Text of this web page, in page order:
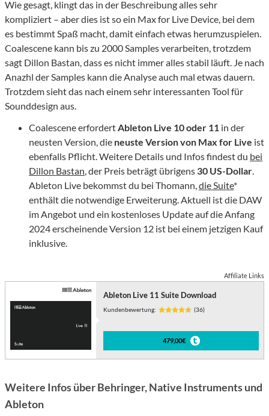
Wie gesagt, klingt das in der Beschreibung alles sehr
kompliziert – aber dies ist so ein Max for Live Device, bei dem
es bestimmt Spaß macht, damit einfach etwas herumzuspielen.
Coalescene kann bis zu 2000 Samples verarbeiten, trotzdem
sagt Dillon Bastan, dass es nicht immer alles stabil läuft. Je nach
Anazhl der Samples kann die Analyse auch mal etwas dauern.
Trotzdem sieht das nach einem sehr interessanten Tool für
Sounddesign aus.
Coalescene erfordertAbleton Live 10 oder 11 in der
neusten Version, die neuste Version von Max for Live ist
ebenfalls Pflicht. Weitere Details und Infos findest du bei
Dillon Bastan, der Preis beträgt übrigens 30 US-Dollar.
Ableton Live bekommst du bei Thomann,die Suite*
enthält die notwendige Erweiterung. Aktuell ist die DAW
im Angebot und ein kostenloses Update auf die Anfang
2024 erscheinende Version 12 ist bei einem jetzigen Kauf
inklusive.
Affiliate Links
Ableton Live 11 Suite Download
Kundenbewertung: (36)
479,00€
Weitere Infos über Behringer, Native Instruments und
Ableton